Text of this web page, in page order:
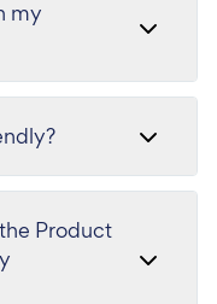
my
Product